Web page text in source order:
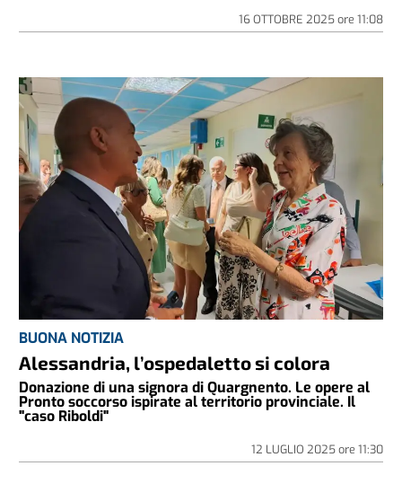
16 OTTOBRE 2025ore 11:08
BUONA NOTIZIA
Alessandria, l’ospedaletto si colora
Donazione di una signora di Quargnento. Le opere al
Pronto soccorso ispirate al territorio provinciale. Il
"caso Riboldi"
12 LUGLIO 2025ore 11:30